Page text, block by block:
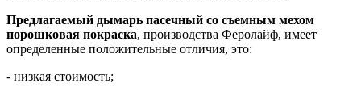
Предлагаемый дымарь пасечный со съемным мехом
порошковая покраска, производства Феролайф, имеет
определенные положительные отличия, это:
- низкая стоимость;